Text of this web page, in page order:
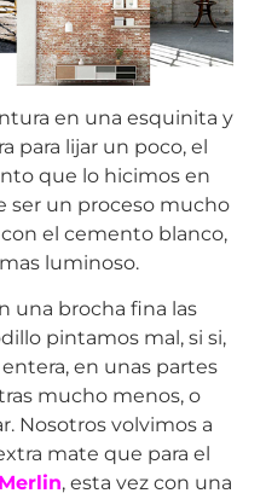
en una esquinita y
para lijar un poco, el
que lo hicimos en
ser un proceso mucho
el cemento blanco,
luminoso.
una brocha fina las
pintamos mal, si si,
en unas partes
mucho menos, o
Nosotros volvimos a
mate que para el
, esta vez con una